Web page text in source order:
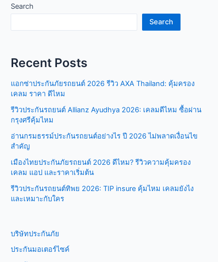
Search
Search
Recent Posts
แอกซ่าประกันภัยรถยนต์ 2026 รีวิว AXA Thailand: คุ้มครอง
เคลม ราคา ดีไหม
รีวิวประกันรถยนต์ Allianz Ayudhya 2026: เคลมดีไหม ซื้อผ่าน
กรุงศรีคุ้มไหม
อ่านกรมธรรม์ประกันรถยนต์อย่างไร ปี 2026 ไม่พลาดเงื่อนไข
สำคัญ
เมืองไทยประกันภัยรถยนต์ 2026 ดีไหม? รีวิวความคุ้มครอง
เคลม แอป และราคาเริ่มต้น
รีวิวประกันรถยนต์ทิพย 2026: TIP insure คุ้มไหม เคลมยังไง
และเหมาะกับใคร
บริษัทประกันภัย
ประกันมอเตอร์ไซค์